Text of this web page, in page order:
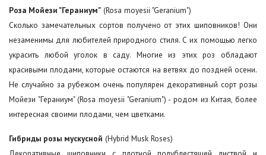
Роза Мойези "Гераниум" (Rosa moyesii "Geranium")
Сколько замечательных сортов получено от этих шиповников! Они
незаменимы для любителей природного стиля. С их помощью легко
украсить любой уголок в саду. Многие из этих роз обладают
красивыми плодами, которые остаются на ветвях до поздней осени.
Не случайно за рубежом очень популярен декоративный сорт розы
Мойези "Гераниум" (Rosa moyesii "Geranium") - родом из Китая, более
интересная своими плодами, чем цветками.
Гибриды розы мускусной (Hybrid Musk Roses)